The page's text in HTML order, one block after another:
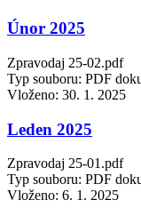
Únor 2025
Zpravodaj 25-02.pdf
Typ souboru: PDF
Vloženo: 30. 1. 2025
Leden 2025
Zpravodaj 25-01.pdf
Typ souboru: PDF
Vloženo: 6. 1. 2025